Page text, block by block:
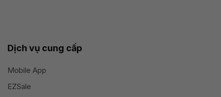
Dịch vụ cung cấp
Mobile App
EZSale